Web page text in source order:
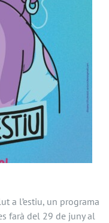
a l’estiu, un programa
farà del 29 de juny al